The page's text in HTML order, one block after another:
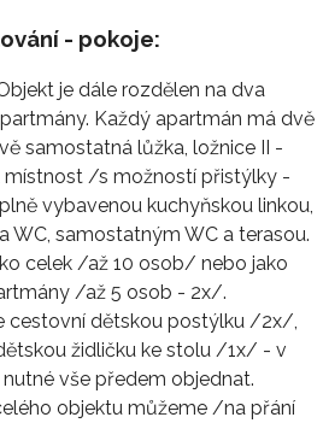
- pokoje:
je dále rozdělen na dva
Každý apartmán má dvě
samostatná lůžka, ložnice II -
/s možností přistýlky -
vybavenou kuchyňskou linkou,
WC, samostatným WC a terasou.
celek /až 10 osob/ nebo jako
/až 5 osob - 2x/.
cestovní dětskou postýlku /2x/,
židličku ke stolu /1x/ - v
vše předem objednat.
objektu můžeme /na přání